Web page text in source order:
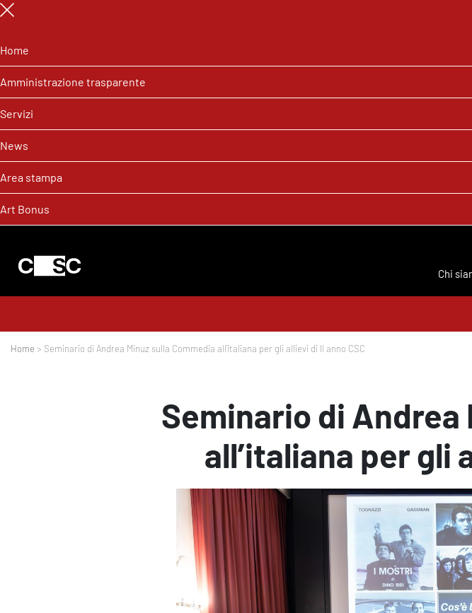
Home
Amministrazione trasparente
Servizi
News
Area stampa
Art Bonus
Chi
Home > Seminario di Andrea Minuz sulla Commedia all’italiana per gli allievi di II anno CSC
Seminario di Andrea
all’italiana per gli